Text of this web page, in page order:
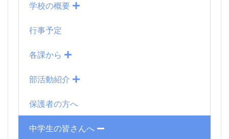
学校の概要
行事予定
各課から
部活動紹介
保護者の方へ
中学生の皆さんへ